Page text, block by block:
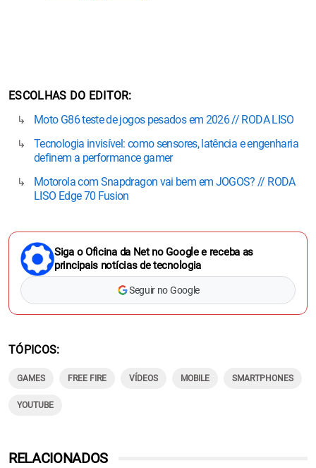
ESCOLHAS DO EDITOR
Moto G86 teste de jogos pesados em 2026 // RODA LISO
Tecnologia invisível: como sensores, latência e engenharia
definem a performance gamer
Motorola com Snapdragon vai bem em JOGOS? // RODA
LISO Edge 70 Fusion
Siga o Oficina da Net no Google e receba as
principais notícias de tecnologia
Seguir no Google
TÓPICOS
GAMES FREE FIRE VÍDEOS MOBILE SMARTPHONES
YOUTUBE
RELACIONADOS